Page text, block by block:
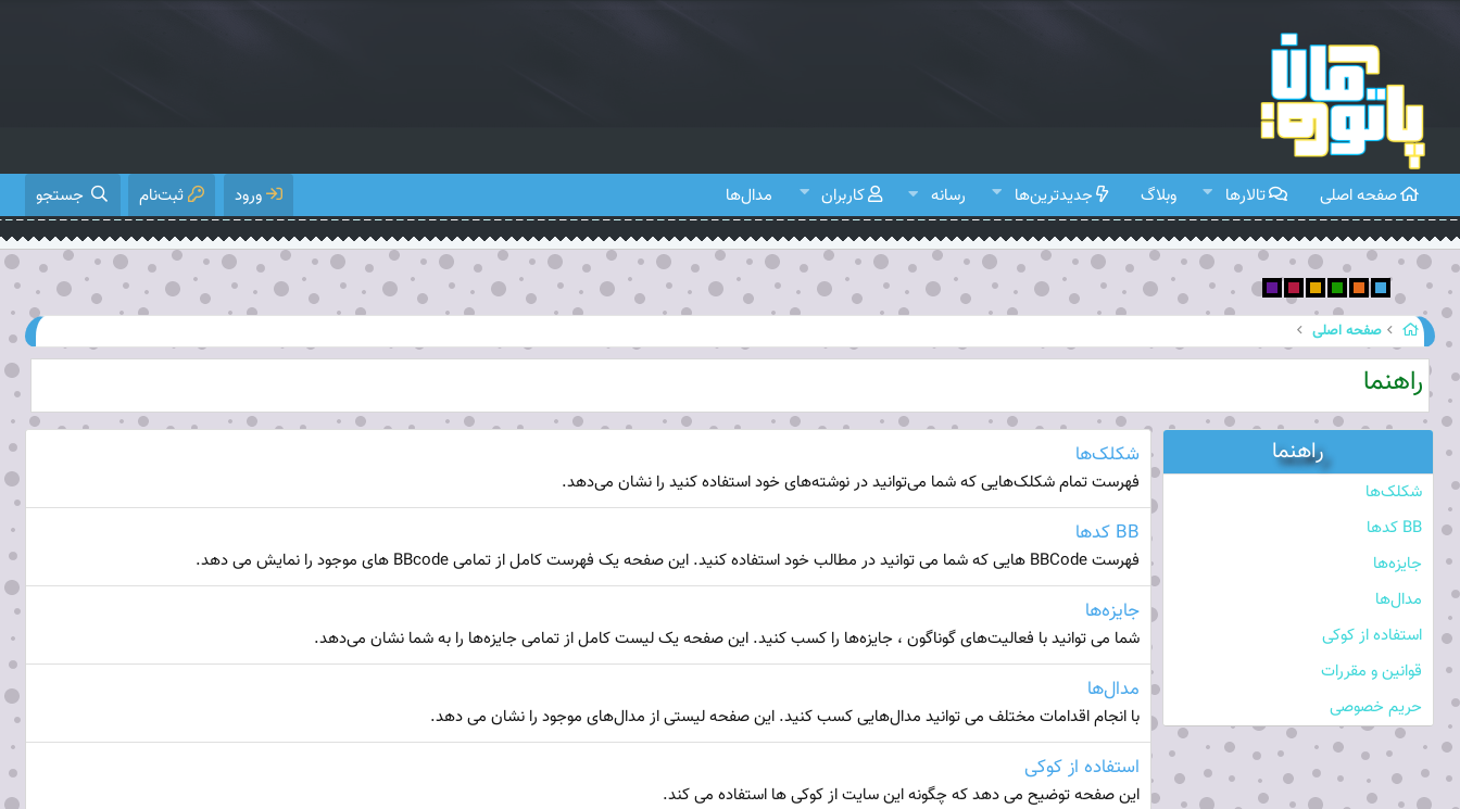
صفحه اصلی تالارها وبلاگ جدیدترین‌ها رسانه کاربران مدال‌ها ورود ثبت‌نام جستجو
صفحه اصلی
راهنما
راهنما
شکلک‌ها
BB کدها
جایزه‌ها
مدال‌ها
استفاده از کوکی
قوانین و مقررات
حریم خصوصی
شکلک‌ها
فهرست تمام شکلک‌هایی که شما می‌توانید در نوشته‌های خود استفاده کنید را نشان می‌دهد.
BB کدها
فهرست BBCode هایی که شما می توانید در مطالب خود استفاده کنید. این صفحه یک فهرست کامل از تمامی BBcode های موجود را نمایش می دهد.
جایزه‌ها
شما می توانید با فعالیت‌های گوناگون ، جایزه‌ها را کسب کنید. این صفحه یک لیست کامل از تمامی جایزه‌ها را به شما نشان می‌دهد.
مدال‌ها
با انجام اقدامات مختلف می توانید مدال‌هایی کسب کنید. این صفحه لیستی از مدال‌های موجود را نشان می دهد.
استفاده از کوکی
این صفحه توضیح می دهد که چگونه این سایت از کوکی ها استفاده می کند.